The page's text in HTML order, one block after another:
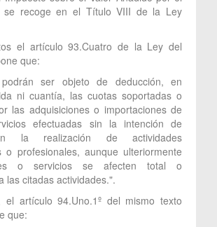
se recoge en el Título VIII de la Ley
el artículo 93.Cuatro de la Ley del
que:
ser objeto de deducción, en
ni cuantía, las cuotas soportadas o
las adquisiciones o importaciones de
efectuadas sin la intención de
la realización de actividades
o profesionales, aunque ulteriormente
o servicios se afecten total o
las citadas actividades.".
el artículo 94.Uno.1º del mismo texto
que: